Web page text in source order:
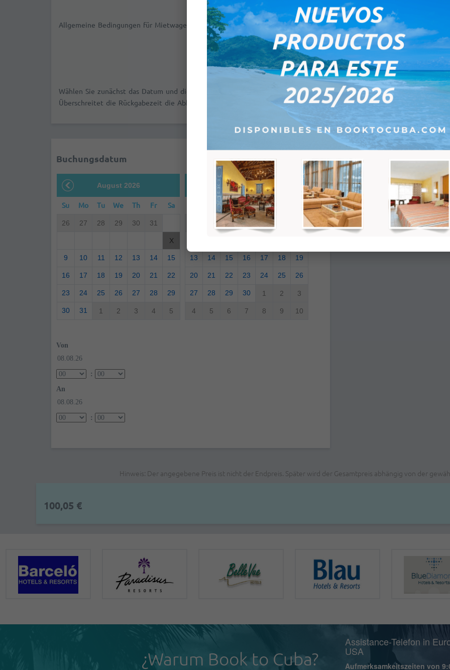
Allgemeine Bedingungen für Mietwagen
Wählen Sie zunächst das Datum und die Uhrzeit der Abholung und Rückgabe.
Überschreitet die Rückgabezeit die Abholzeit, wird ein weiterer Tag berechnet.
Buchungsdatum
August 2026
Su Mo Tu We Th Fr Sa
26 27 28 29 30 31
X
9 10 11 12 13 14 15
16 17 18 19 20 21 22
23 24 25 26 27 28 29
30 31 1 2 3 4 5
September 2026
Tu We Th
1 2 3
13 14 15 16 17 18 19
20 21 22 23 24 25 26
27 28 29 30 1 2 3
4 5 6 7 8 9 10
Von
:
An
:
Einzelheiten zu den
Dienstleistungen
Abholgebühr vom Flughafen:
Drop-Off-Zuschlag:
Hinweis: Der angegebene Preis ist nicht der Endpreis. Später wird der Gesamtpreis abhängig von der
100,05 €
¿Warum Book to Cuba?
Assistance-Telefon in
USA
Aufmerksamkeitszeiten von